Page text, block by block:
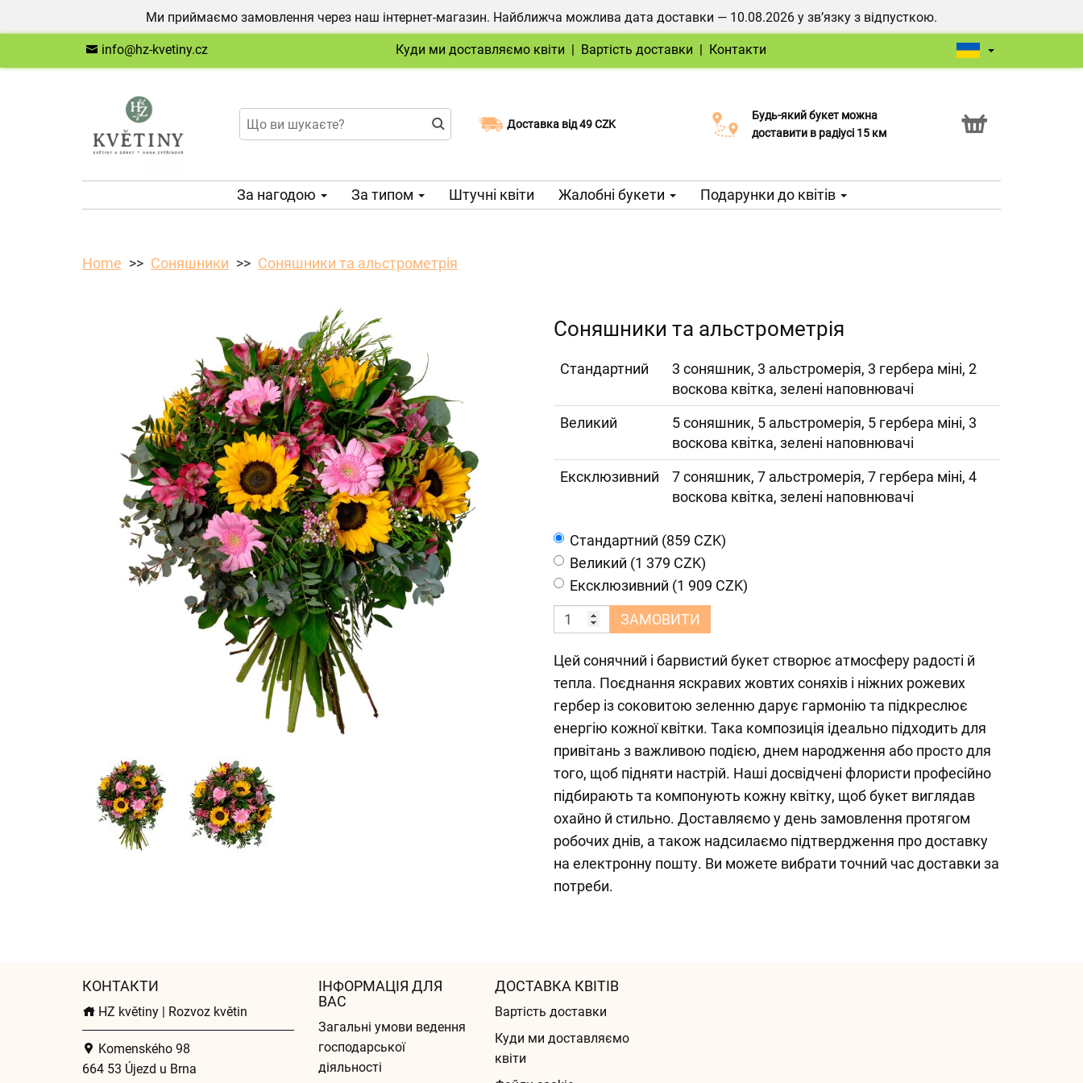
Ми приймаємо замовлення через наш інтернет-магазин. Найближча можлива дата доставки — 10.08.2026 у зв’язку з відпусткою.
info@hz-kvetiny.cz Куди ми доставляємо квіти | Вартість доставки | Контакти
Доставка від 49 CZK
Виберіть дату доставки
Будь-який букет можна
доставити в радіусі 15 км
Послуга Click & Collect
За нагодою За типом Штучні квіти Жалобні букети Подарунки до квітів
Home Соняшники Соняшники та альстрометрія
Соняшники та альстрометрія
Cтандартний
3 соняшник, 3 альстромерія, 3 гербера міні, 2
воскова квітка, зелені наповнювачі
Великий
5 соняшник, 5 альстромерія, 5 гербера міні, 3
воскова квітка, зелені наповнювачі
Ексклюзивний
7 соняшник, 7 альстромерія, 7 гербера міні, 4
воскова квітка, зелені наповнювачі
Cтандартний (859 CZK)
Великий (1 379 CZK)
Ексклюзивний (1 909 CZK)
ЗАМОВИТИ
Цей сонячний і барвистий букет створює атмосферу радості й
тепла. Поєднання яскравих жовтих соняхів і ніжних рожевих
гербер із соковитою зеленню дарує гармонію та підкреслює
енергію кожної квітки. Така композиція ідеально підходить для
привітань з важливою подією, днем народження або просто для
того, щоб підняти настрій. Наші досвідчені флористи професійно
підбирають та компонують кожну квітку, щоб букет виглядав
охайно й стильно. Доставляємо у день замовлення протягом
робочих днів, а також надсилаємо підтвердження про доставку
на електронну пошту. Ви можете вибрати точний час доставки за
потреби.
КОНТАКТИ
HZ květiny | Rozvoz květin
Komenského 98
664 53 Újezd u Brna
ІНФОРМАЦІЯ ДЛЯ
ВАС
Загальні умови ведення
господарської
діяльності
ДОСТАВКА КВІТІВ
Вартість доставки
Куди ми доставляємо
квіти